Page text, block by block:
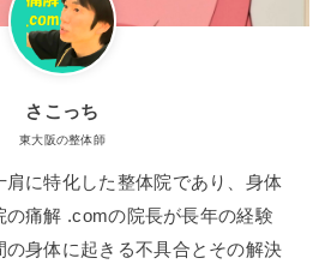
さこっち
東大阪の整体師
肩に特化した整体院であり、身体
の痛解 .comの院長が長年の経験
の身体に起きる不具合とその解決